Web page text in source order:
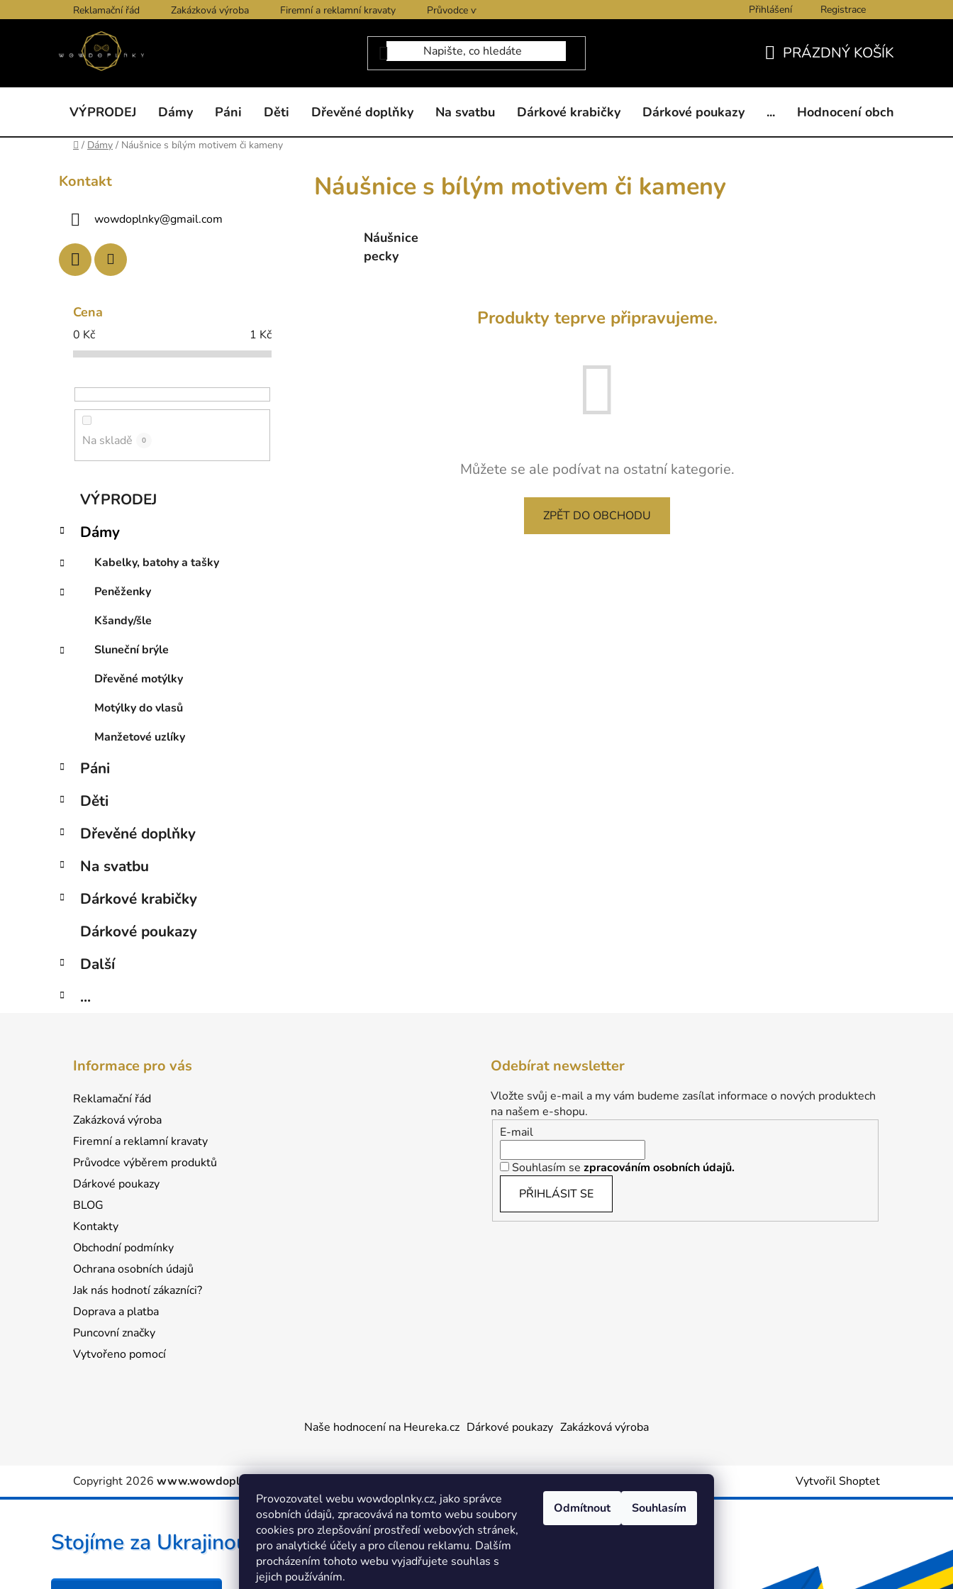
Provozovatel webu wowdoplnky.cz, jako správce
osobních údajů, zpracovává na tomto webu soubory
cookies pro zlepšování prostředí webových stránek,
pro analytické účely a pro cílenou reklamu. Dalším
procházením tohoto webu vyjadřujete souhlas s
jejich používáním.
Odmítnout Souhlasím
na
Reklamační řád Zakázková výroba Firemní a reklamní kravaty Průvodce výběrem produktů Kontakty Obchodní podmínky
Přihlášení Registrace
KOŠÍK
PRÁZDNÝ KOŠÍK
VÝPRODEJ Dámy Páni Děti Dřevěné doplňky Na svatbu Dárkové krabičky Dárkové poukazy ... Hodnocení obchodu
Domů
/ Dámy / Náušnice s bílým motivem či kameny
o
r
a
n
Kontakt
wowdoplnky@gmail.com
Cena
0 Kč 1 Kč
Na skladě 0
Přeskočit
kategorie
e
o
i
VÝPRODEJ
Dámy
Kabelky, batohy a tašky
Peněženky
Kšandy/šle
Sluneční brýle
Dřevěné motýlky
Motýlky do vlasů
Manžetové uzlíky
Páni
Děti
Dřevěné doplňky
Na svatbu
Dárkové krabičky
Dárkové poukazy
Další
...
Náušnice s bílým motivem či kameny
Náušnice
pecky
Produkty teprve připravujeme.
Můžete se ale podívat na ostatní kategorie.
ZPĚT DO OBCHODU
Informace pro vás
Reklamační řád
Zakázková výroba
Firemní a reklamní kravaty
Průvodce výběrem produktů
Dárkové poukazy
BLOG
Kontakty
Obchodní podmínky
Ochrana osobních údajů
Jak nás hodnotí zákazníci?
Doprava a platba
Puncovní značky
Vytvořeno pomocí
Odebírat newsletter
Vložte svůj e-mail a my vám budeme zasílat informace o nových produktech
na našem e-shopu.
E-mail
Souhlasím se zpracováním osobních údajů.
PŘIHLÁSIT SE
Naše hodnocení na Heureka.cz Dárkové poukazy Zakázková výroba
Vytvořil Shoptet
Copyright 2026 www.wowdoplnky.cz
Stojíme za Ukrajinou ❤️